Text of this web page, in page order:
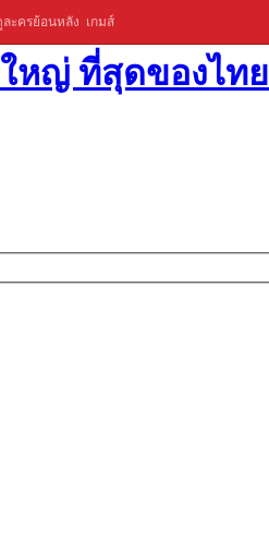
ละครย้อนหลัง เกมส์
หญ่ ที่สุดของไทย